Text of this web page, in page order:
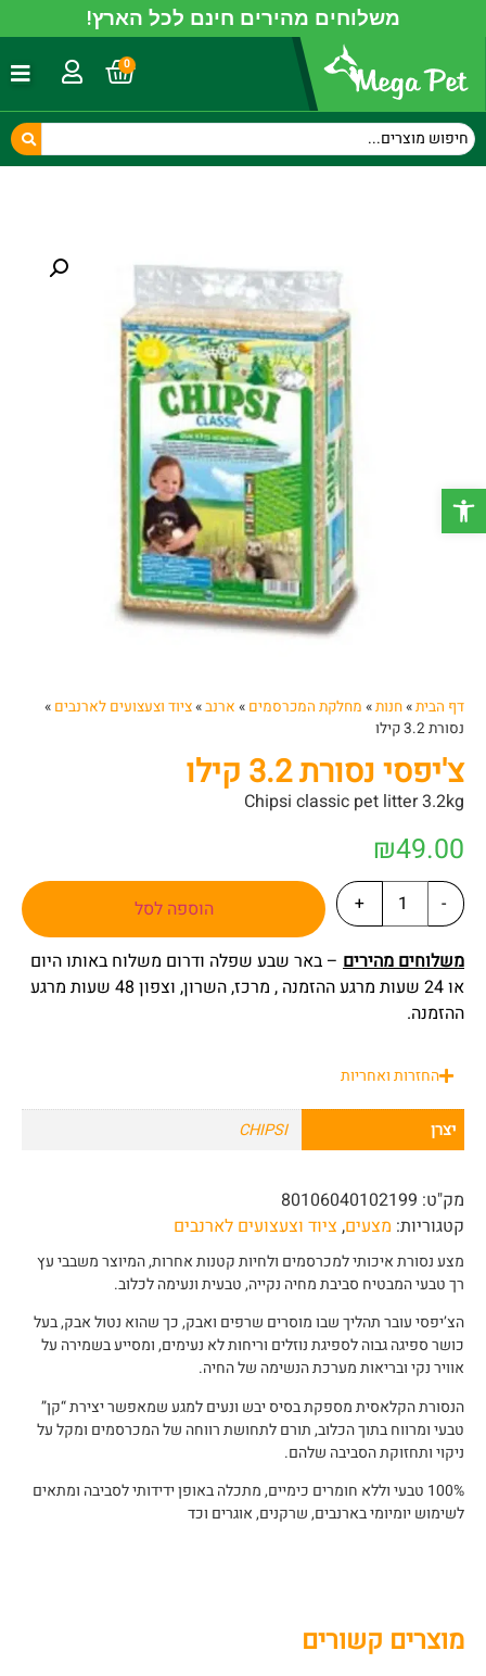
פתח סרגל נגישות
משלוחים מהירים חינם לכל הארץ!
0
דף הבית»חנות» מחלקת המכרסמים » ארנב»ציוד וצעצועים לארנבים »
נסורת 3.2 קילו
צ'יפסי נסורת 3.2 קילו
Chipsi classic pet litter 3.2kg
₪49.00
-
+
הוספה לסל
משלוחים מהירים – באר שבע שפלה ודרום משלוח באותו היום
או 24 שעות מרגע ההזמנה , מרכז, השרון, וצפון 48 שעות מרגע
ההזמנה.
החזרות ואחריות
יצרן CHIPSI
מק"ט: 80106040102199
קטגוריות: מצעים, ציוד וצעצועים לארנבים
מצע נסורת איכותי למכרסמים ולחיות קטנות אחרות, המיוצר משבבי עץ
רך טבעי המבטיח סביבת מחיה נקייה, טבעית ונעימה לכלוב.
הצ’יפסי עובר תהליך שבו מוסרים שרפים ואבק, כך שהוא נטול אבק, בעל
כושר ספיגה גבוה לספיגת נוזלים וריחות לא נעימים, ומסייע בשמירה על
אוויר נקי ובריאות מערכת הנשימה של החיה.
הנסורת הקלאסית מספקת בסיס יבש ונעים למגע שמאפשר יצירת “קן”
טבעי ומרווח בתוך הכלוב, תורם לתחושת רווחה של המכרסמים ומקל על
ניקוי ותחזוקת הסביבה שלהם.
100% טבעי וללא חומרים כימיים, מתכלה באופן ידידותי לסביבה ומתאים
לשימוש יומיומי בארנבים, שרקנים, אוגרים וכד
מוצרים קשורים